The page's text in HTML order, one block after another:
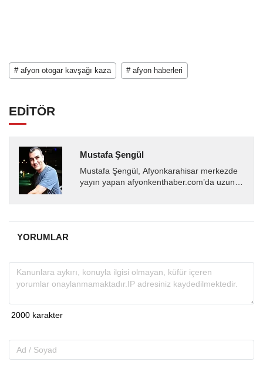
# afyon otogar kavşağı kaza # afyon haberleri
EDİTÖR
Mustafa Şengül
Mustafa Şengül, Afyonkarahisar merkezde
yayın yapan afyonkenthaber.com’da uzun
almakta, haber akışı...
YORUMLAR